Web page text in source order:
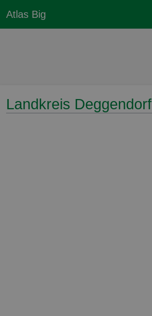
Atlas Big
Landkreis Deggendorf